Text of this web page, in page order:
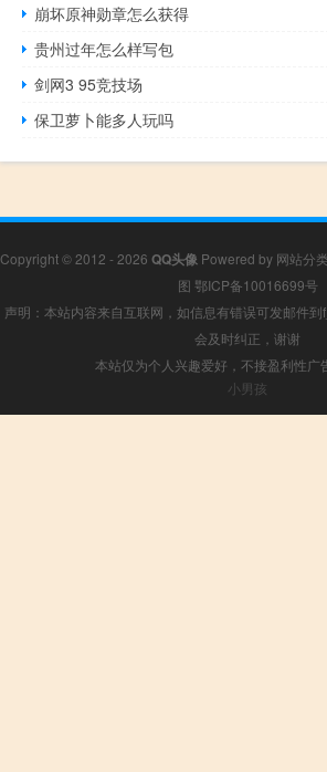
崩坏原神勋章怎么获得
贵州过年怎么样写包
剑网3 95竞技场
保卫萝卜能多人玩吗
Copyright © 2012 - 2026 QQ头像 Powered by 网站分
图 鄂ICP备10016699号
声明：本站内容来自互联网，如信息有错误可发邮件
会及时纠正，谢谢
本站仅为个人兴趣爱好，不接盈利性广
小男孩